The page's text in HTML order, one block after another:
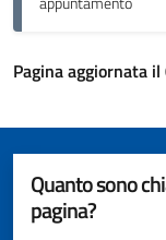
Pagina aggiornata
Quanto sono
pagina?